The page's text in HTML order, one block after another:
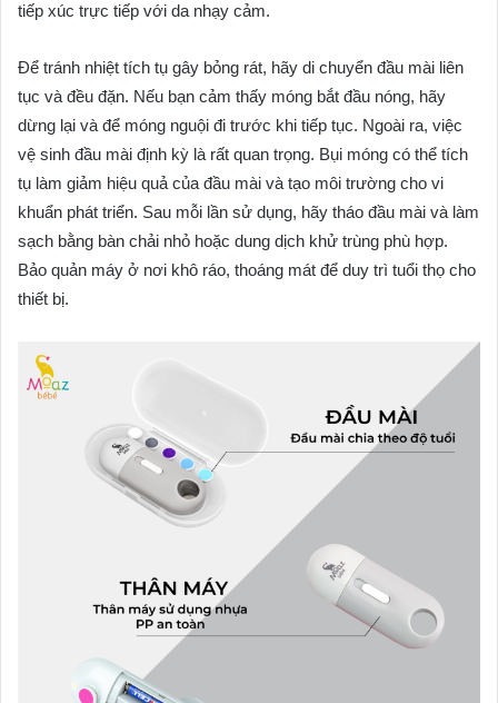
tiếp xúc trực tiếp với da nhạy cảm.
Để tránh nhiệt tích tụ gây bỏng rát, hãy di chuyển đầu mài liên
tục và đều đặn. Nếu bạn cảm thấy móng bắt đầu nóng, hãy
dừng lại và để móng nguội đi trước khi tiếp tục. Ngoài ra, việc
vệ sinh đầu mài định kỳ là rất quan trọng. Bụi móng có thể tích
tụ làm giảm hiệu quả của đầu mài và tạo môi trường cho vi
khuẩn phát triển. Sau mỗi lần sử dụng, hãy tháo đầu mài và làm
sạch bằng bàn chải nhỏ hoặc dung dịch khử trùng phù hợp.
Bảo quản máy ở nơi khô ráo, thoáng mát để duy trì tuổi thọ cho
thiết bị.